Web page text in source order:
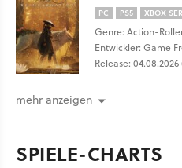
PC PS5 XBOX
Genre: Action-
Entwickler: Game
Release:
mehr anzeigen
SPIELE-CHARTS